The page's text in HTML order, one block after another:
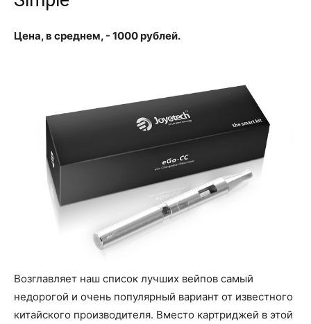
Цена, в среднем, - 1000 рублей.
Возглавляет наш список лучших вейпов самый
недорогой и очень популярный вариант от известного
китайского производителя. Вместо картриджей в этой